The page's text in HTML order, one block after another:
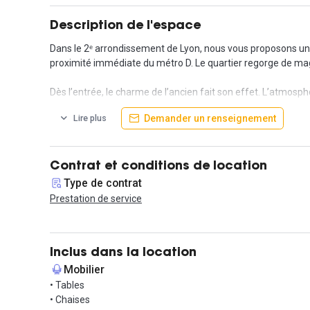
Description de l'espace
Dans le 2ᵉ arrondissement de Lyon, nous vous proposons
proximité immédiate du métro D. Le quartier regorge de
Dès l’entrée, le charme de l’ancien fait son effet.
ses nombreuses ouvertures. L'espace est équipé de la
L'espace comprend le chauffage ainsi que la climatisation.
Cet espace indépendant est composé d'une grande
à un bureau fermé qui, à l'inverse, vous permettra de vous
transformée en bureau fermé. Enfin, l'espace situé au
Lire plus Demander un renseignement
Contrat et conditions de location
Type de contrat
Prestation de service
Inclus dans la location
Mobilier
• Tables
• Chaises